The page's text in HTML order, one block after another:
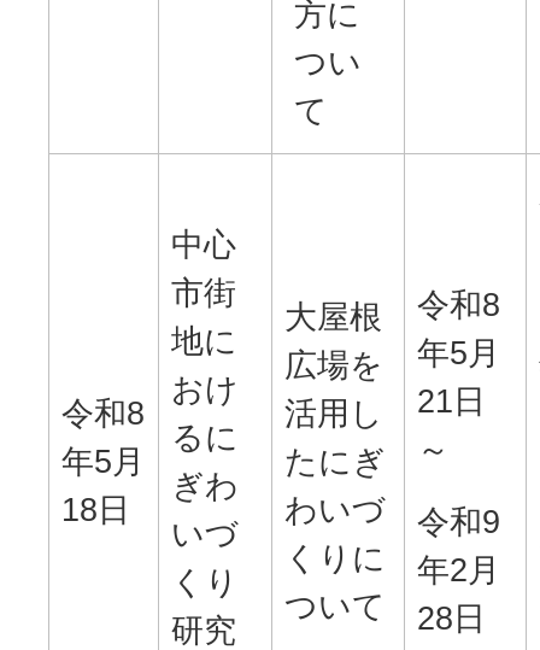
方に
つい
て
令和8
年5月
18日
中心
市街
地に
おけ
るに
ぎわ
いづ
くり
研究
大屋根
広場を
活用し
たにぎ
わいづ
くりに
ついて
令和8
年5月
21日
～
令和9
年2月
28日